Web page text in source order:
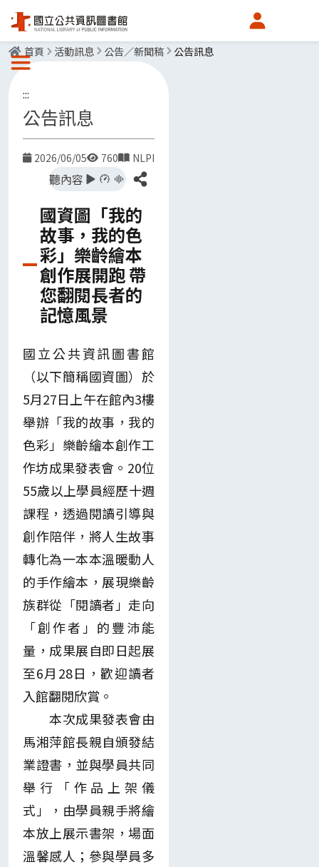
會員中心
選單按鈕
首頁 活動訊息 公告／新聞稿 公告訊息
:::
公告訊息
日期
2026/06/05 點閱數
760 發布單位
NLPI
聽內容 分享
國資圖「我的
故事，我的色
彩」樂齡繪本
創作展開跑 帶
您翻閱長者的
記憶風景
國立公共資訊圖書館
（以下簡稱國資圖）於
5月27日上午在館內3樓
舉辦「我的故事，我的
色彩」樂齡繪本創作工
作坊成果發表會。20位
55歲以上學員經歷十週
課程，透過閱讀引導與
創作陪伴，將人生故事
轉化為一本本溫暖動人
的手作繪本，展現樂齡
族群從「閱讀者」走向
「創作者」的豐沛能
量，成果展自即日起展
至6月28日，歡迎讀者
入館翻閱欣賞。
本次成果發表會由
馬湘萍館長親自頒發結
業證書，並與學員共同
舉行「作品上架儀
式」，由學員親手將繪
本放上展示書架，場面
溫馨感人；參與學員多